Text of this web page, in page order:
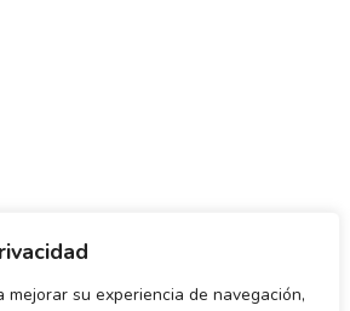
mejorar su experiencia de navegación,